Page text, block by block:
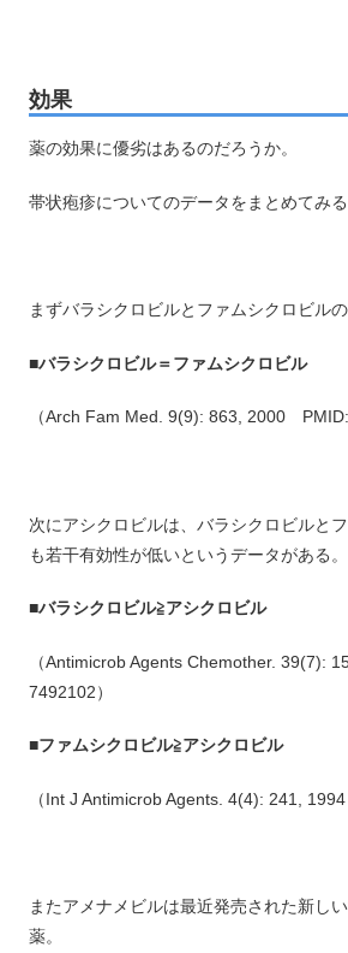
効果
薬の効果に優劣はあるのだろうか。
帯状疱疹についてのデータをまとめてみる
まずバラシクロビルとファムシクロビルの
■バラシクロビル＝ファムシクロビル
（Arch Fam Med. 9(9): 863, 2000 PMID:
次にアシクロビルは、バラシクロビルと
も若干有効性が低いというデータがある。
■バラシクロビル≧アシクロビル
（Antimicrob Agents Chemother. 39(7):
7492102）
■ファムシクロビル≧アシクロビル
（Int J Antimicrob Agents. 4(4): 241,
またアメナメビルは最近発売された新し
薬。